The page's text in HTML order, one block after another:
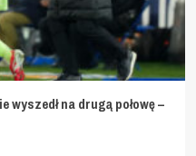
na drugą połowę –